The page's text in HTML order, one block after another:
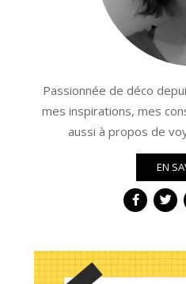
Passionnée de déco
mes inspirations, mes
aussi à propos de
EN